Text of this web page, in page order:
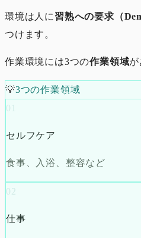
環境は人に習熟への要求（
つけます。
作業環境には3つの作業領域が
💡3つの作業領域
01
セルフケア
食事、入浴、整容など
02
仕事